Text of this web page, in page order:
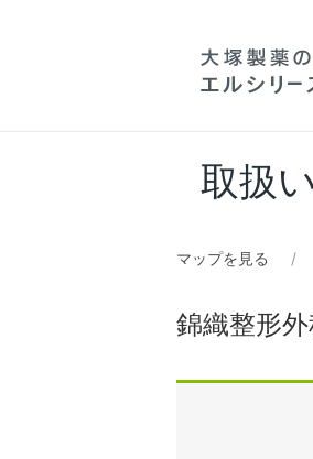
取扱
マップを見る
錦織整形